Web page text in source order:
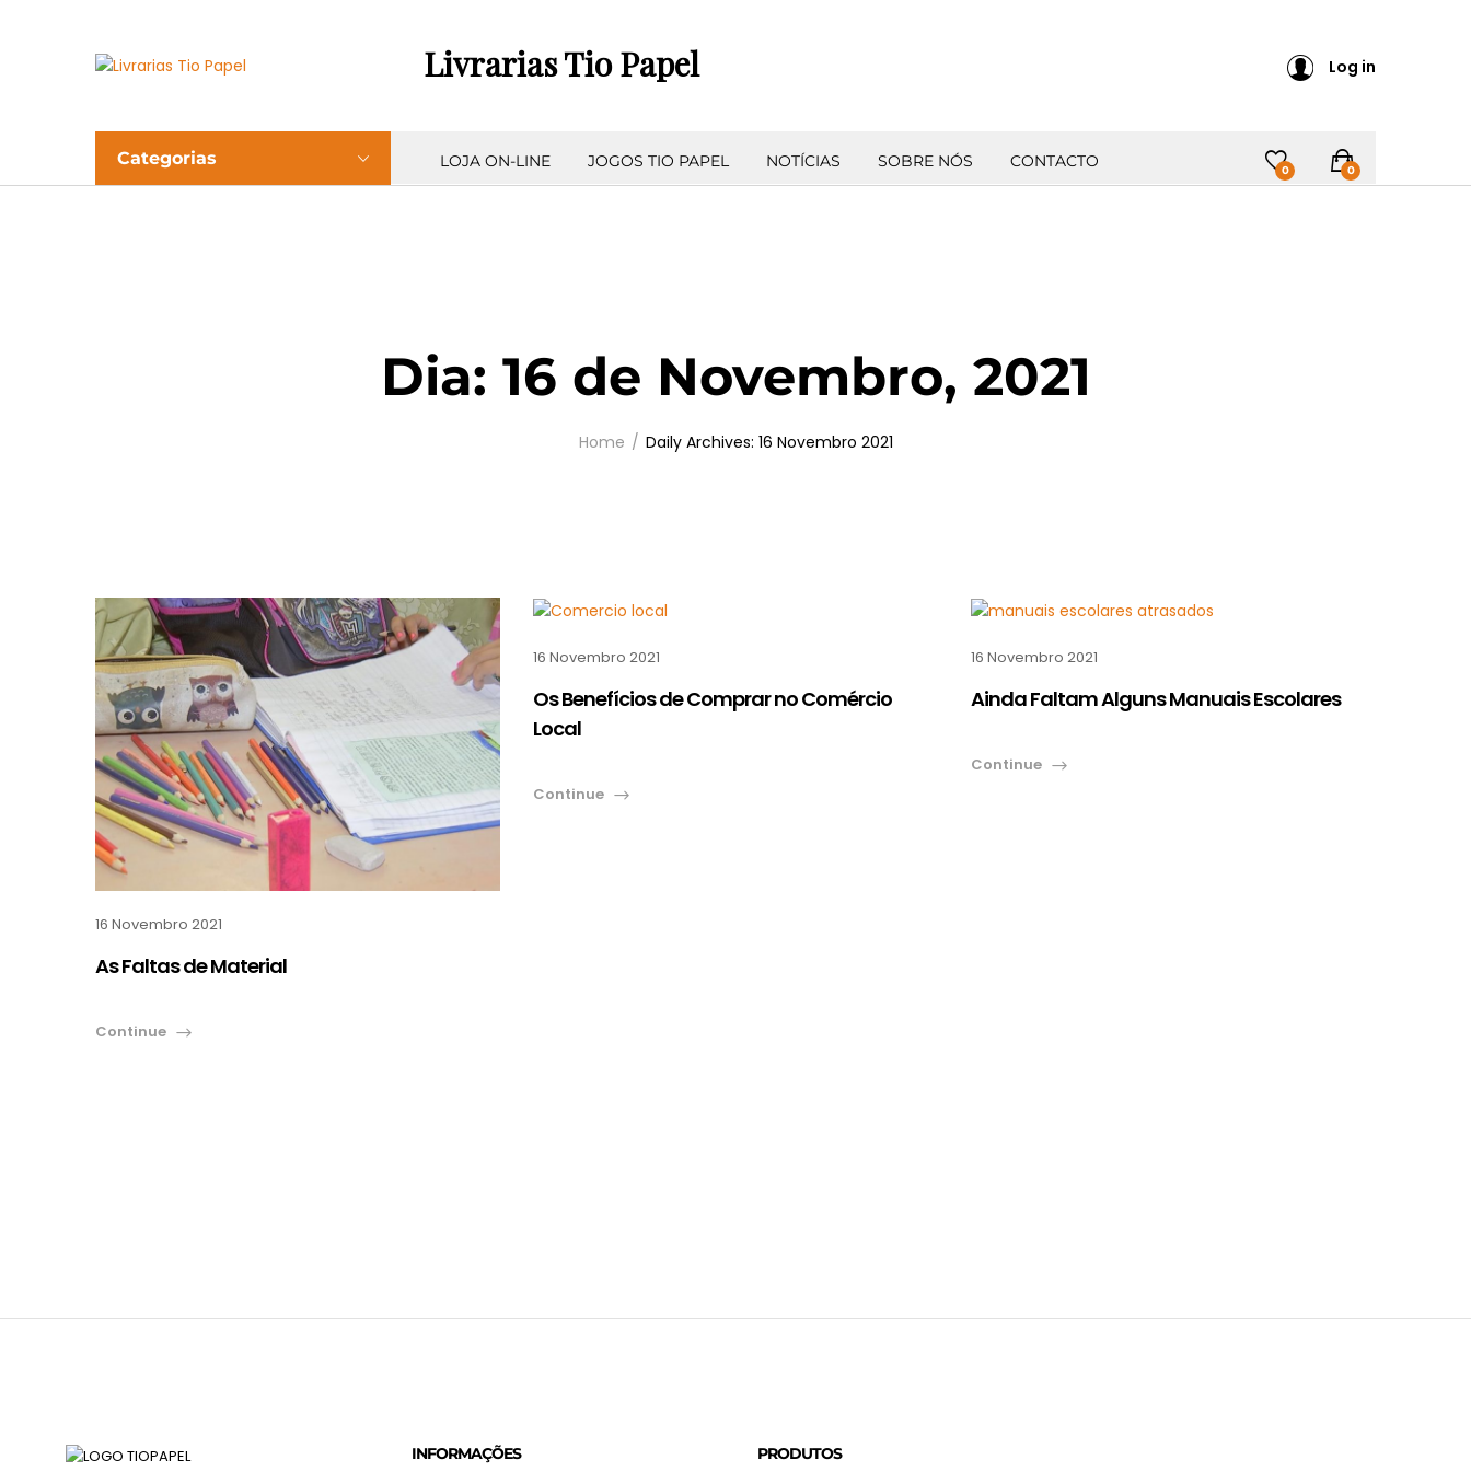
Livrarias Tio Papel Log in
Categorias LOJA ON-LINE JOGOS TIO PAPEL NOTÍCIAS SOBRE NÓS CONTACTO 0
0
Dia: 16 de Novembro, 2021
Home Daily Archives: 16 Novembro 2021
16 Novembro 2021
As Faltas de Material
Continue
16 Novembro 2021
Os Benefícios de Comprar no Comércio
Local
Continue
16 Novembro 2021
Ainda Faltam Alguns Manuais Escolares
Continue
INFORMAÇÕES PRODUTOS